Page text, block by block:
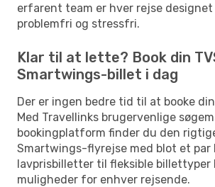
erfarent team er hver rejse
problemfri og stressfri.
Klar til at lette? Book din
Smartwings-billet i dag
Der er ingen bedre tid til at booke
Med Travellinks brugervenlige
bookingplatform finder du den
Smartwings-flyrejse med blot et par
lavprisbilletter til fleksible billettyper
muligheder for enhver rejsende.